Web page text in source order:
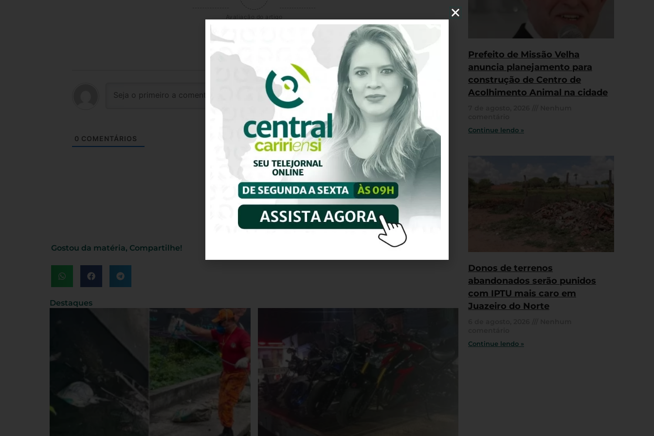
Avaliação do artigo
0 COMENTÁRIOS
Gostou da matéria, Compartilhe!
Destaques
Prefeito de Missão Velha
anuncia planejamento para
construção de Centro de
Acolhimento Animal na cidade
Continue lendo »
Donos de terrenos
abandonados serão punidos
com IPTU mais caro em
Juazeiro do Norte
Continue lendo »